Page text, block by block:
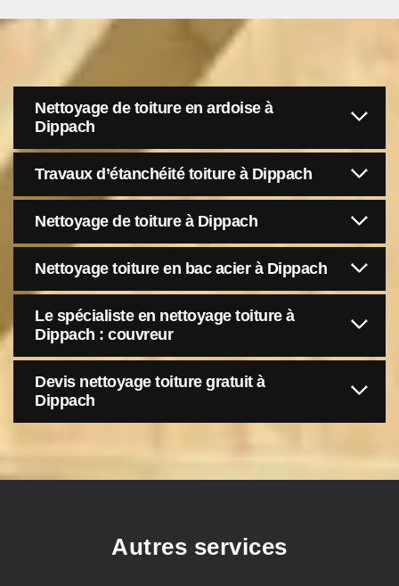
Nettoyage de toiture en ardoise à
Dippach
Travaux d’étanchéité toiture à Dippach
Nettoyage de toiture à Dippach
Nettoyage toiture en bac acier à Dippach
Le spécialiste en nettoyage toiture à
Dippach : couvreur
Devis nettoyage toiture gratuit à
Dippach
Autres services